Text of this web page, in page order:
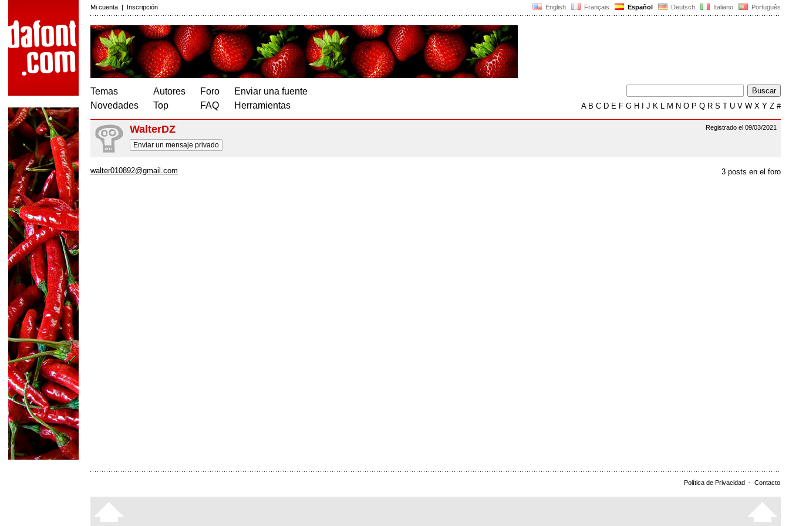
English Français Español Deutsch Italiano Português
Mi cuenta | Inscripción
Temas
Novedades
Autores
Top
Foro
FAQ
Enviar una fuente
Herramientas
AB C D E F G H J K L M N O P Q R S T U V W X Y Z #
Registrado el 09/03/2021
WalterDZ
Enviar un mensaje privado
3 posts en el foro
walter010892@gmail.com
Política de Privacidad - Contacto